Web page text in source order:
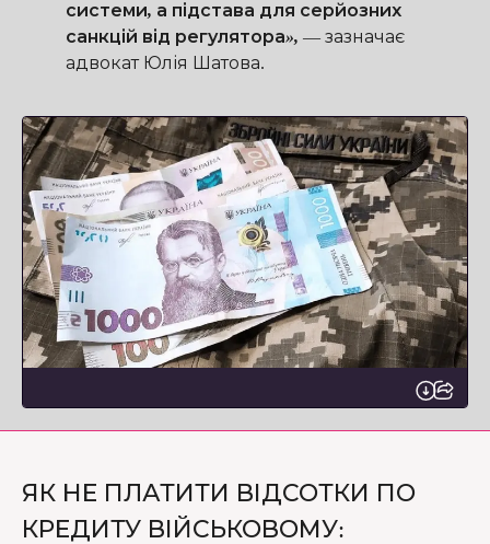
системи, а підстава для серйозних
санкцій від регулятора», — зазначає
адвокат Юлія Шатова.
ЯК НЕ ПЛАТИТИ ВІДСОТКИ ПО
КРЕДИТУ ВІЙСЬКОВОМУ: